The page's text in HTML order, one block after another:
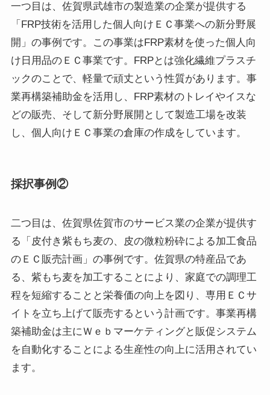
一つ目は、佐賀県武雄市の製造業の企業が提供する
「FRP技術を活用した個人向けＥＣ事業への新分野展
開」の事例です。この事業はFRP素材を使った個人向
け日用品のＥＣ事業です。FRPとは強化繊維プラスチ
ックのことで、軽量で頑丈という性質があります。事
業再構築補助金を活用し、FRP素材のトレイやイスな
どの販売、そして新分野展開として製造工場を改装
し、個人向けＥＣ事業の倉庫の作成をしています。
採択事例②
二つ目は、佐賀県佐賀市のサービス業の企業が提供す
る「皮付き紫もち麦の、皮の微粒粉砕による加工食品
のＥＣ販売計画」の事例です。佐賀県の特産品であ
る、紫もち麦を加工することにより、家庭での調理工
程を短縮することと栄養価の向上を図り、専用ＥＣサ
イトを立ち上げて販売するという計画です。事業再構
築補助金は主にＷｅｂマーケティングと販促システム
を自動化することによる生産性の向上に活用されてい
ます。